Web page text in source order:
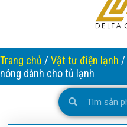
Trang chủ / Vật tư điện lạnh /
nóng dành cho tủ lạnh
SearchSearch